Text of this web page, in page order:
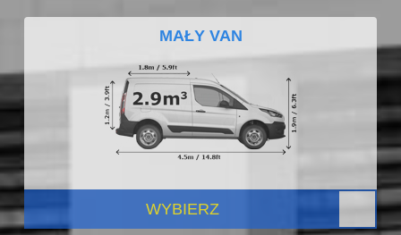
MAŁY VAN
WYBIERZ